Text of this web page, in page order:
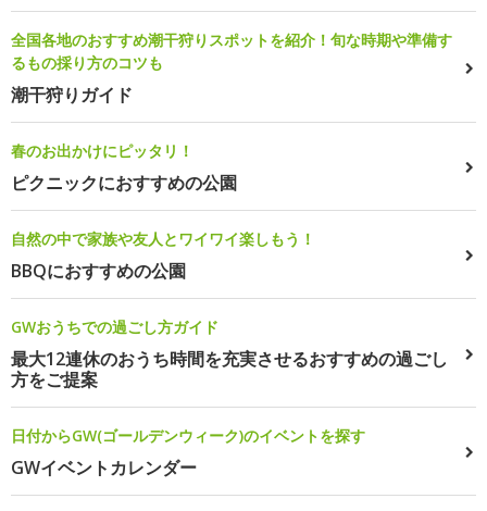
全国各地のおすすめ潮干狩りスポットを紹介！旬な時期や準備す
るもの採り方のコツも
潮干狩りガイド
春のお出かけにピッタリ！
ピクニックにおすすめの公園
自然の中で家族や友人とワイワイ楽しもう！
BBQにおすすめの公園
GWおうちでの過ごし方ガイド
最大12連休のおうち時間を充実させるおすすめの過ごし
方をご提案
日付からGW(ゴールデンウィーク)のイベントを探す
GWイベントカレンダー